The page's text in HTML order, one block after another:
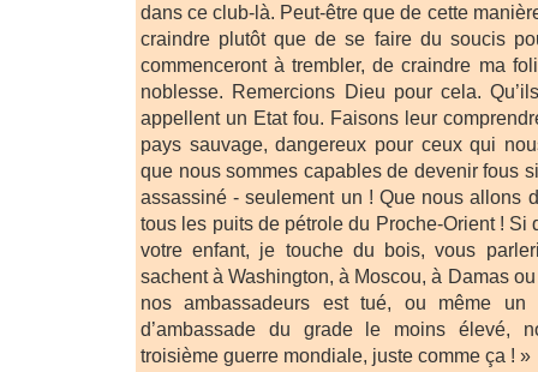
dans ce club-là. Peut-être que de cette
craindre plutôt que de se faire du soucis
commenceront à trembler, de craindre ma
noblesse. Remercions Dieu pour cela.
appellent un Etat fou. Faisons leur
pays sauvage, dangereux pour ceux qui
que nous sommes capables de devenir fous
assassiné - seulement un ! Que nous allons
tous les puits de pétrole du Proche-Orient ! Si
votre enfant, je touche du bois, vous
sachent à Washington, à Moscou, à Damas
nos ambassadeurs est tué, ou même
d’ambassade du grade le moins élevé,
troisième guerre mondiale, juste comme ça ! »